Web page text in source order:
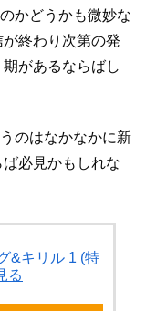
かどうかも微妙な
終わり次第の発
期があるならばし
のはなかなかに新
必見かもしれな
&キリル 1 (特
る